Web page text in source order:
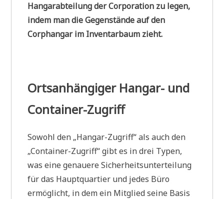
Hangarabteilung der Corporation zu legen,
indem man die Gegenstände auf den
Corphangar im Inventarbaum zieht.
Ortsanhängiger Hangar- und
Container-Zugriff
Sowohl den „Hangar-Zugriff“ als auch den
„Container-Zugriff“ gibt es in drei Typen,
was eine genauere Sicherheitsunterteilung
für das Hauptquartier und jedes Büro
ermöglicht, in dem ein Mitglied seine Basis